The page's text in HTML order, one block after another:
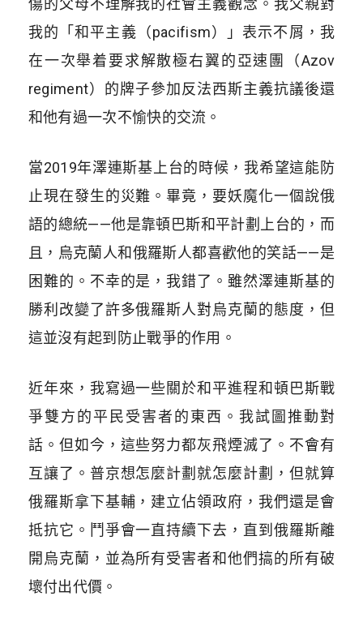
傷的父母不理解我的社會主義觀念。我父親對
我的「和平主義（pacifism）」表示不屑，我
在一次舉着要求解散極右翼的亞速團（Azov
regiment）的牌子參加反法西斯主義抗議後還
和他有過一次不愉快的交流。
當2019年澤連斯基上台的時候，我希望這能防
止現在發生的災難。畢竟，要妖魔化一個說俄
語的總統——他是靠頓巴斯和平計劃上台的，而
且，烏克蘭人和俄羅斯人都喜歡他的笑話——是
困難的。不幸的是，我錯了。雖然澤連斯基的
勝利改變了許多俄羅斯人對烏克蘭的態度，但
這並沒有起到防止戰爭的作用。
近年來，我寫過一些關於和平進程和頓巴斯戰
爭雙方的平民受害者的東西。我試圖推動對
話。但如今，這些努力都灰飛煙滅了。不會有
互讓了。普京想怎麼計劃就怎麼計劃，但就算
俄羅斯拿下基輔，建立佔領政府，我們還是會
抵抗它。鬥爭會一直持續下去，直到俄羅斯離
開烏克蘭，並為所有受害者和他們搞的所有破
壞付出代價。